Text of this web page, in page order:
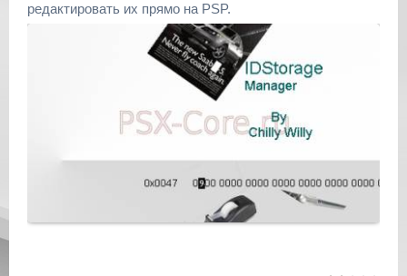
редактировать их прямо на PSP.